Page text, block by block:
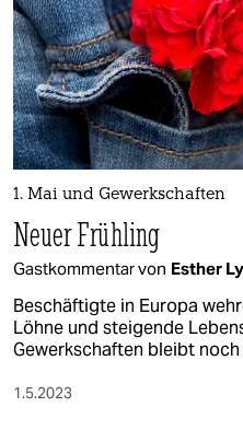
1. Mai und Gewerkschaften
Neuer Frühling
Gastkommentar von Esther
Beschäftigte in Europa
Löhne und steigende
Gewerkschaften bleibt noch
1.5.2023